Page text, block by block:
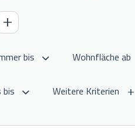
Weitere Kriterien